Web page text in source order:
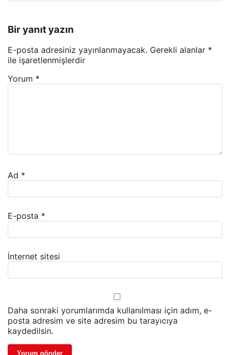
Bir yanıt yazın
E-posta adresiniz yayınlanmayacak. Gerekli alanlar *
ile işaretlenmişlerdir
Yorum *
Ad *
E-posta *
İnternet sitesi
Daha sonraki yorumlarımda kullanılması için adım, e-
posta adresim ve site adresim bu tarayıcıya
kaydedilsin.